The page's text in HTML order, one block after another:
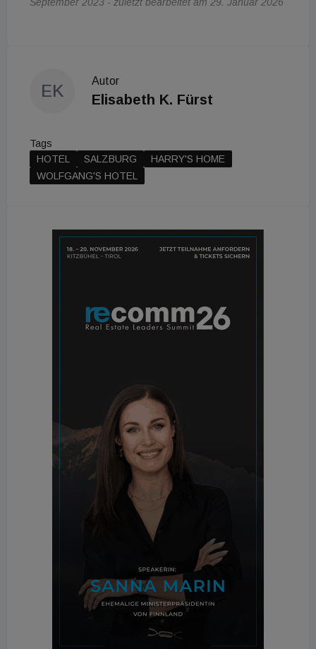
EK
Autor
Elisabeth K. Fürst
Tags
HOTEL
SALZBURG
HARRY'S HOME
WOLFGANG'S HOTEL